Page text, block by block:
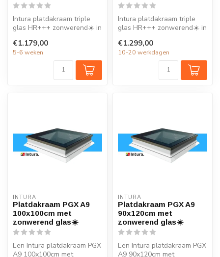
Intura platdakraam triple
glas HR+++ zonwerend☀️ in
vo...
€1.179,00
5-6 weken
Intura platdakraam triple
glas HR+++ zonwerend☀️ in
vo...
€1.299,00
10-20 werkdagen
INTURA
Platdakraam PGX A9
100x100cm met
zonwerend glas☀️
Een Intura platdakraam PGX
A9 100x100cm met
INTURA
Platdakraam PGX A9
90x120cm met
zonwerend glas☀️
Een Intura platdakraam PGX
A9 90x120cm met